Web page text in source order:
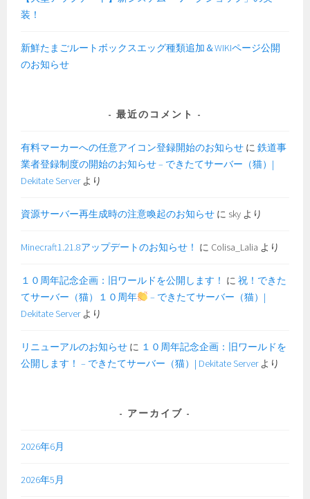
装！
新鮮たまごルートボックスエッグ種類追加＆WIKIページ公開
のお知らせ
最近のコメント
有料マーカーへの任意アイコン登録開始のお知らせ に鉄道事
業者登録制度の開始のお知らせ – できたてサーバー（猫）|
Dekitate Serverより
資源サーバー再生成時の注意喚起のお知らせ に sky より
Minecraft1.21.8アップデートのお知らせ！ に Colisa_Lalia より
１０周年記念企画：旧ワールドを公開します！ に祝！できた
てサーバー（猫）１０周年
– できたてサーバー（猫）|
Dekitate Serverより
リニューアルのお知らせ に １０周年記念企画：旧ワールドを
公開します！ – できたてサーバー（猫）| Dekitate Serverより
アーカイブ
2026年6月
2026年5月